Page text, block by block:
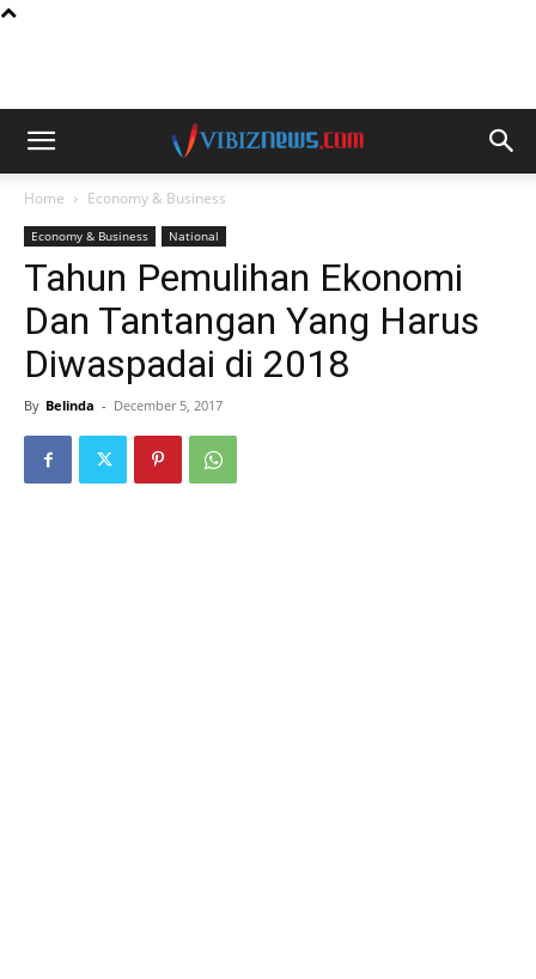
Home Economy & Business
Economy & Business National
Tahun Pemulihan Ekonomi
Dan Tantangan Yang Harus
Diwaspadai di 2018
By Belinda - December 5, 2017